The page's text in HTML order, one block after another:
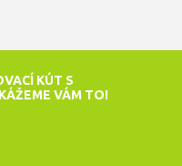
KÚT S
VÁM TO!